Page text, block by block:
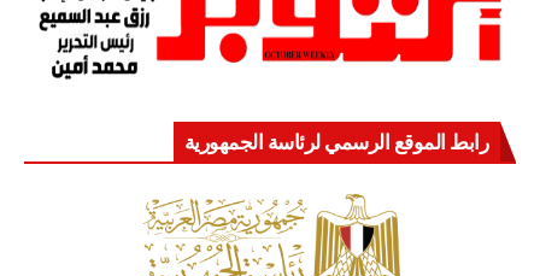
رابط الموقع الرسمي لرئاسة الجمهورية